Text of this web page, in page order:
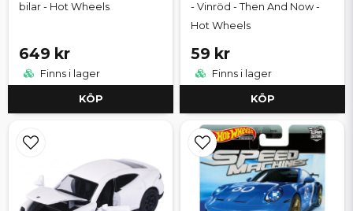
bilar - Hot Wheels
649 kr
Finns i lager
KÖP
- Vinröd - Then And Now -
Hot Wheels
59 kr
Finns i lager
KÖP